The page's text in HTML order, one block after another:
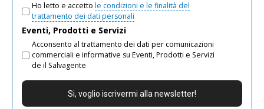
Ho letto e accetto le condizioni e le finalità del
trattamento dei dati personali
Eventi, Prodotti e Servizi
Acconsento al trattamento dei dati per comunicazioni
commerciali e informative su Eventi, Prodotti e Servizi
de il Salvagente